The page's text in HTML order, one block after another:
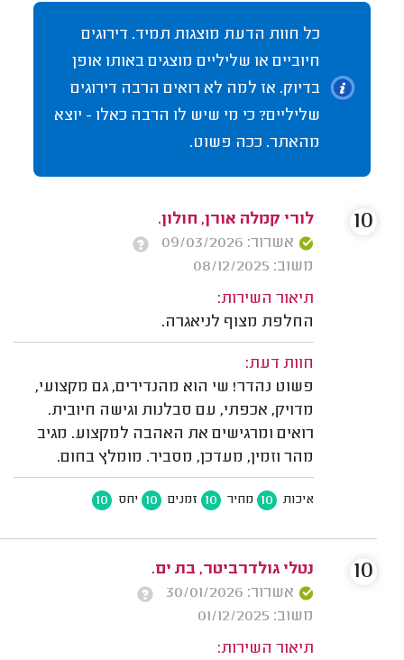
כל חוות הדעת מוצגות תמיד. דירוגים
חיוביים או שליליים מוצגים באותו אופן
בדיוק. אז למה לא רואים הרבה דירוגים
שליליים? כי מי שיש לו הרבה כאלו - יוצא
מהאתר. ככה פשוט.
לורי קמלה אורן, חולון.
אשרור: 09/03/2026
משוב: 08/12/2025
תיאור השירות:
החלפת מצוף לניאגרה.
חוות דעת:
פשוט נהדר! שי הוא מהנדירים, גם מקצועי,
מדויק, אכפתי, עם סבלנות וגישה חיובית.
רואים ומרגישים את האהבה למקצוע. מגיב
מהר וזמין, מעדכן, מסביר. מומלץ בחום.
איכות 10 מחיר 10 זמנים 10 יחס 10
10
נטלי גולדרביטר, בת ים.
אשרור: 30/01/2026
משוב: 01/12/2025
תיאור השירות:
10